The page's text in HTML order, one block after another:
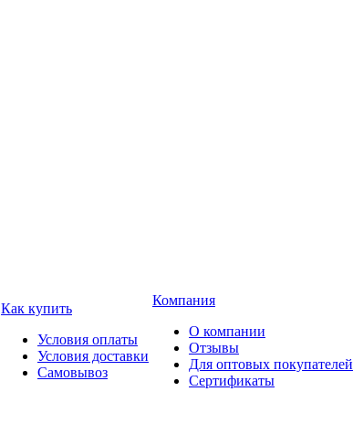
Как купить
Условия оплаты
Условия доставки
Самовывоз
Компания
О компании
Отзывы
Для оптовых покупателей
Сертификаты